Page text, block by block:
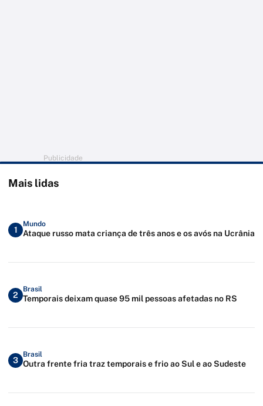
Publicidade
Mais lidas
1
Mundo
Ataque russo mata criança de três anos e os avós na Ucrânia
2
Brasil
Temporais deixam quase 95 mil pessoas afetadas no RS
3
Brasil
Outra frente fria traz temporais e frio ao Sul e ao Sudeste